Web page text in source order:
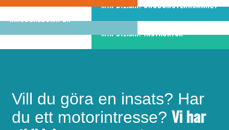
MIN BILKÅR: UNGDOMSVERKSAMHET
MIN BILKÅR: CIVILA
KRISBEREDSKAPEN
riktigt bra
bandvagnsförare
MIN BILKÅR: INSTRUKTÖR
Vill du göra en insats? Har
du ett motorintresse? Vi har